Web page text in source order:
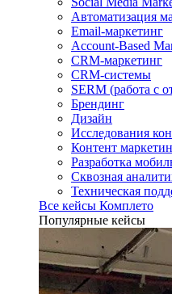
Автоматизация
Email-маркетинг
Account-Based
CRM-маркетинг
CRM-системы
SERM (работа с
Брендинг
Дизайн
Исследования
Контент
Разработка
Сквозная
Техническая
Все кейсы Комплето
Популярные кейсы